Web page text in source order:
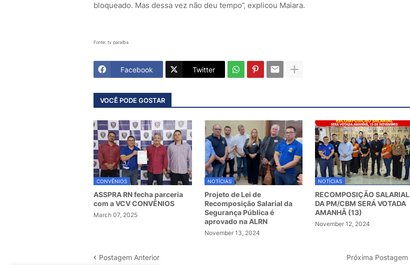
bloqueado. Mas dessa vez não deu tempo”, explicou Maiara.
Fonte: tv paraíba
Facebook Twitter
VOCÊ PODE GOSTAR
CONVÊNIOS
ASSPRA RN fecha parceria
com a VCV CONVÊNIOS
March 07, 2025
NOTÍCIAS
Projeto de Lei de
Recomposição Salarial da
Segurança Pública é
aprovado na ALRN
November 13, 2024
NOTÍCIAS
RECOMPOSIÇÃO SALARIAL
DA PM/CBM SERÁ VOTADA
AMANHÃ (13)
November 12, 2024
Postagem Anterior Próxima Postagem